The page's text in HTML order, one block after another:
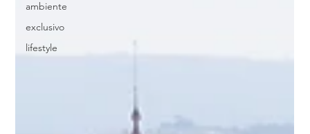
ambiente
exclusivo
lifestyle